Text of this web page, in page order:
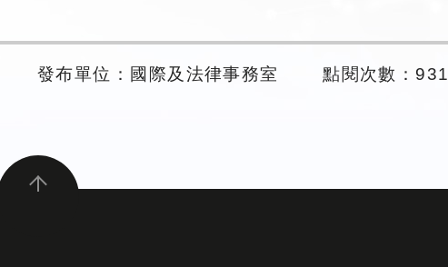
發布單位：國際及法律事務室 點閱次數：931